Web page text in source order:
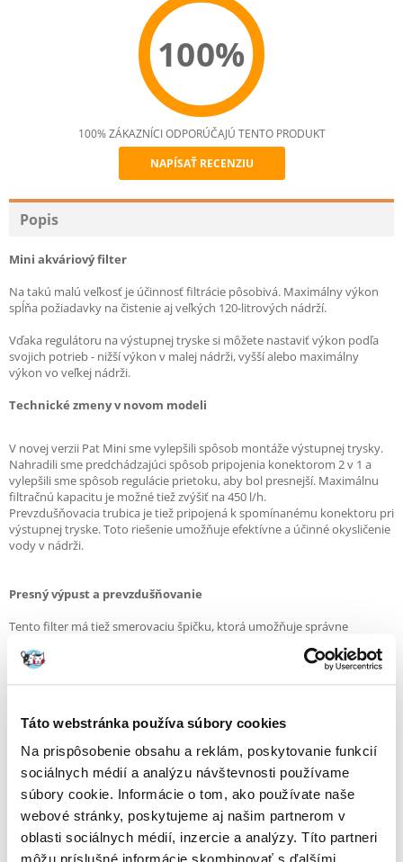
Táto webstránka používa súbory cookies
Na prispôsobenie obsahu a reklám, poskytovanie funkcií
sociálnych médií a analýzu návštevnosti používame
súbory cookie. Informácie o tom, ako používate naše
webové stránky, poskytujeme aj našim partnerom v
oblasti sociálnych médií, inzercie a analýzy. Títo partneri
môžu príslušné informácie skombinovať s ďalšími
100%
Recommend
100% ZÁKAZNÍCI ODPORÚČAJÚ TENTO PRODUKT
NAPÍSAŤ RECENZIU
Popis
Mini akváriový filter
Na takú malú veľkosť je účinnosť filtrácie pôsobivá. Maximálny výkon
spĺňa požiadavky na čistenie aj veľkých 120-litrových nádrží.
Vďaka regulátoru na výstupnej tryske si môžete nastaviť výkon podľa
svojich potrieb - nižší výkon v malej nádrži, vyšší alebo maximálny
výkon vo veľkej nádrži.
Technické zmeny v novom modeli
V novej verzii Pat Mini sme vylepšili spôsob montáže výstupnej trysky.
Nahradili sme predchádzajúci spôsob pripojenia konektorom 2 v 1 a
vylepšili sme spôsob regulácie prietoku, aby bol presnejší. Maximálnu
filtračnú kapacitu je možné tiež zvýšiť na 450 l/h.
Prevzdušňovacia trubica je tiež pripojená k spomínanému konektoru pri
výstupnej tryske. Toto riešenie umožňuje efektívne a účinné okysličenie
vody v nádrži.
Presný výpust a prevzdušňovanie
Tento filter má tiež smerovaciu špičku, ktorá umožňuje správne
Prevzdušňovacie rúrky zaisťujú efektívne a účinné prevzdušňovanie
vody.
Úspora energie
Vyžaduje taká sila veľa energie? Vďaka nášmu riešeniu tomu tak nie je!
Nová verzia Pat Mini spotrebováva iba 4,5 W. Môžete si byť istí, že
používanie tohto filtra nezaťaží váš domáci rozpočet vysokými účtami
za elektrinu.
Filtračná huba